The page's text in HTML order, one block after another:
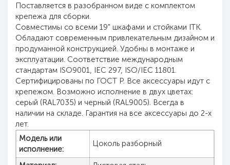
Поставляется в разобранном виде с комплектом
крепежа для сборки.
Совместимы со всеми 19" шкафами и стойками ITK.
Обладают современным привлекательным дизайном и
продуманной конструкцией. Удобны в монтаже и
эксплуатации. Соответствие международным
стандартам ISO9001, IEC 297, ISO/IEC 11801.
Сертифицированы по ГОСТ Р. Все аксессуары идут с
крепежом. Возможно исполнение в двух цветах:
серый (RAL7035) и черный (RAL9005). Всегда в
наличии на складе. Гарантия на все аксессуары до 2-х
лет.
Модель или
исполнение:
Цоколь разборный